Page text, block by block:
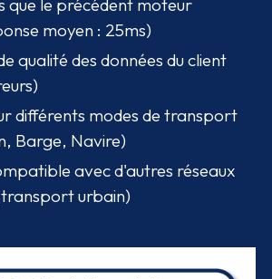
moyen : 25ms)
qualité des données du client
différents modes de transport
Barge, Navire)
avec d'autres réseaux
urbain)